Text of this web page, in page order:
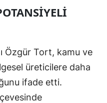
Özgür Tort, kamu ve
üreticilere daha
ifade etti.